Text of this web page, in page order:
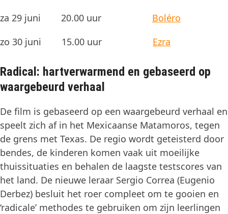
za 29 juni 20.00 uur Boléro
zo 30 juni 15.00 uur Ezra
Radical: hartverwarmend en gebaseerd op
waargebeurd verhaal
De film is gebaseerd op een waargebeurd verhaal en
speelt zich af in het Mexicaanse Matamoros, tegen
de grens met Texas. De regio wordt geteisterd door
bendes, de kinderen komen vaak uit moeilijke
thuissituaties en behalen de laagste testscores van
het land. De nieuwe leraar Sergio Correa (Eugenio
Derbez) besluit het roer compleet om te gooien en
‘radicale’ methodes te gebruiken om zijn leerlingen